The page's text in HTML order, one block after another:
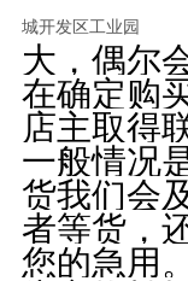
城开发区工业园
大，偶尔
在确定购
店主取得
一般情况
货我们会
者等货，
您的急用